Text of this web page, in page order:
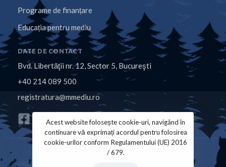
Programe de finanțare
Educația pentru mediu
DATE DE CONTACT
Bvd. Libertăţii nr. 12, Sector 5, Bucureşti
+40 214 089 500
registratura@mmediu.ro
Acest website folosește cookie-uri, navigând în
continuare vă exprimați acordul pentru folosirea
cookie-urilor conform Regulamentului (UE) 2016
/ 679.